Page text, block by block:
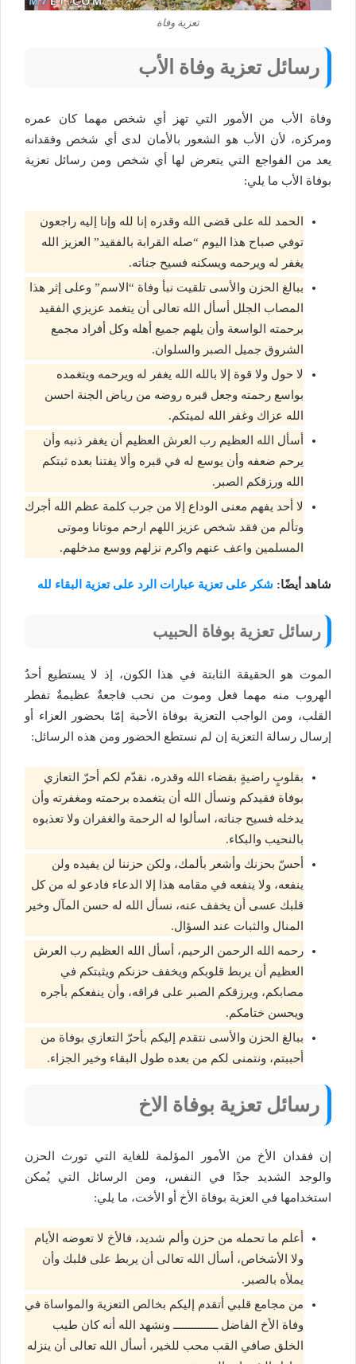
تعزية وفاة
رسائل تعزية وفاة الأب
وفاة الأب من الأمور التي تهز أي شخص مهما كان عمره
ومركزه، لأن الأب هو الشعور بالأمان لدى أي شخص وفقدانه
يعد من الفواجع التي يتعرض لها أي شخص ومن رسائل تعزية
بوفاة الأب ما يلي:
الحمد لله على قضى الله وقدره إنا لله وإنا إليه راجعون
توفي صباح هذا اليوم “صله القرابة بالفقيد” العزيز الله
يغفر له ويرحمه ويسكنه فسيح جناته.
ببالغ الحزن والأسى تلقيت نبأ وفاة “الاسم” وعلى إثر هذا
المصاب الجلل أسأل الله تعالى أن يتغمد عزيزي الفقيد
برحمته الواسعة وأن يلهم جميع أهله وكل أفراد مجمع
الشروق جميل الصبر والسلوان.
لا حول ولا قوة إلا بالله الله يغفر له ويرحمه ويتغمده
بواسع رحمته وجعل قبره روضه من رياض الجنة احسن
الله عزاك وغفر الله لميتكم.
أسأل الله العظيم رب العرش العظيم أن يغفر ذنبه وأن
يرحم ضعفه وأن يوسع له في قبره وألا يفتنا بعده ثبتكم
الله ورزقكم الصبر.
لا أحد يفهم معنى الوداع إلا من جرب كلمة عظم الله أجرك
وتألم من فقد شخص عزيز اللهم ارحم موتانا وموتى
المسلمين واعف عنهم واكرم نزلهم ووسع مدخلهم.
شاهد أيضًا: شكر على تعزية عبارات الرد على تعزية البقاء لله
رسائل تعزية بوفاة الحبيب
الموت هو الحقيقة الثابتة في هذا الكون، إذ لا يستطيع أحدٌ
الهروب منه مهما فعل وموت من نحب فاجعةٌ عظيمةٌ تفطر
القلب، ومن الواجب التعزية بوفاة الأحبة إمّا بحضور العزاء أو
إرسال رسالة التعزية إن لم نستطع الحضور ومن هذه الرسائل:
بقلوبٍ راضيةٍ بقضاء الله وقدره، نقدّم لكم أحرّ التعازي
بوفاة فقيدكم ونسأل الله أن يتغمده برحمته ومغفرته وأن
يدخله فسيح جناته، اسألوا له الرحمة والغفران ولا تعذبوه
بالنحيب والبكاء.
أحسّ بحزنك وأشعر بألمك، ولكن حزننا لن يفيده ولن
ينفعه، ولا ينفعه في مقامه هذا إلا الدعاء فادعو له من كل
قلبك عسى أن يخفف عنه، نسأل الله له حسن المآل وخير
المنال والثبات عند السؤال.
رحمه الله الرحمن الرحيم، أسأل الله العظيم رب العرش
العظيم أن يربط قلوبكم ويخفف حزنكم ويثبتكم في
مصابكم، ويرزقكم الصبر على فراقه، وأن ينفعكم بأجره
ويحسن ختامكم.
ببالغ الحزن والأسى نتقدم إليكم بأحرّ التعازي بوفاة من
أحببتم، ونتمنى لكم من بعده طول البقاء وخير الجزاء.
رسائل تعزية بوفاة الاخ
إن فقدان الأخ من الأمور المؤلمة للغاية التي تورث الحزن
والوجد الشديد جدًا في النفس، ومن الرسائل التي يُمكن
استخدامها في العزية بوفاة الأخ أو الأخت، ما يلي:
أعلم ما تحمله من حزن وألم شديد، فالأخ لا تعوضه الأيام
ولا الأشخاص، أسأل الله تعالى أن يربط على قلبك وأن
يملأه بالصبر.
من مجامع قلبي أتقدم إليكم بخالص التعزية والمواساة في
وفاة الأخ الفاضل ــــــــــــــ ونشهد الله أنه كان طيب
الخلق صافي القب محب للخير، أسأل الله تعالى أن ينزله